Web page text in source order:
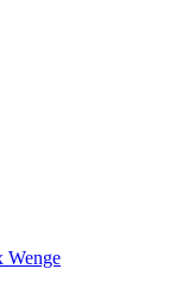
Wenge